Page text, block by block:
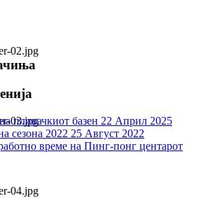
пливачкиот базен 22 Април 2025
сезона 2022 25 Август 2022
време на Пинг-понг центарот